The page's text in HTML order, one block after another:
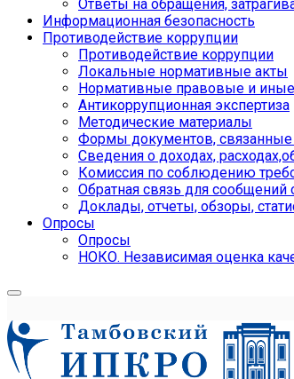
Ответы на обращения,
Информационная безопасность
Противодействие коррупции
Противодействие коррупции
Локальные нормативные акты
Нормативные правовые и
Антикоррупционная экспертиза
Методические материалы
Формы документов, связанные
Сведения о доходах,
Комиссия по соблюдению
Обратная связь для сообщений
Доклады, отчеты, обзоры,
Опросы
Опросы
НОКО. Независимая оценка